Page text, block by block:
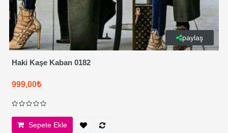
paylaş
Haki Kaşe Kaban 0182
999,00₺
Sepete Ekle